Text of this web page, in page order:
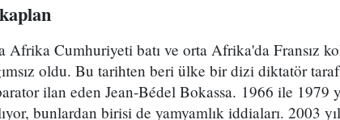
Afrika Cumhuriyeti batı ve orta Afrika'da Fransız
oldu. Bu tarihten beri ülke bir dizi diktatör
ilan eden Jean-Bédel Bokassa. 1966 ile 1979
bunlardan birisi de yamyamlık iddiaları. 2003